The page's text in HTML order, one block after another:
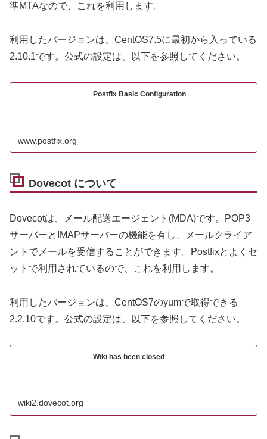
準MTAなので、これを利用します。
利用したバージョンは、CentOS7.5に最初から入っている
2.10.1です。公式の設定は、以下を参照してください。
Postfix Basic Configuration
www.postfix.org
Dovecot について
Dovecotは、メール配送エージェント(MDA)です。POP3
サーバーとIMAPサーバーの機能を有し、メールクライア
ントでメールを受信することができます。Postfixとよくセ
ットで利用されているので、これを利用します。
利用したバージョンは、CentOS7のyumで取得できる
2.2.10です。公式の設定は、以下を参照してください。
Wiki has been closed
wiki2.dovecot.org